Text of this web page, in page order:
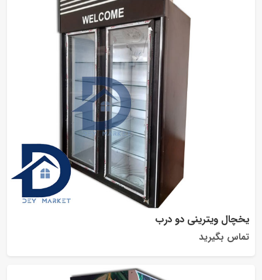
یخچال ویترینی دو درب
تماس بگیرید